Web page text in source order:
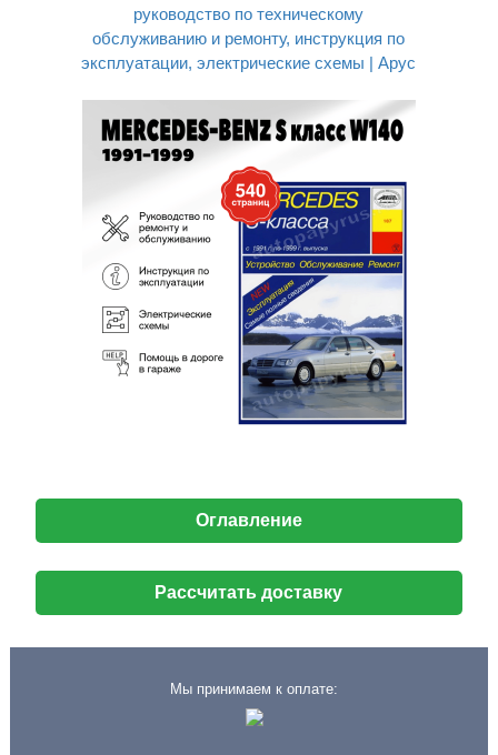
руководство по техническому
обслуживанию и ремонту, инструкция по
эксплуатации, электрические схемы | Арус
Оглавление
Рассчитать доставку
Мы принимаем к оплате: